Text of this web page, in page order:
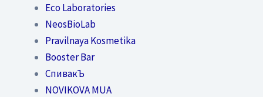
Eco Laboratories
NeosBioLab
Pravilnaya Kosmetika
Booster Bar
СпивакЪ
NOVIKOVA MUA